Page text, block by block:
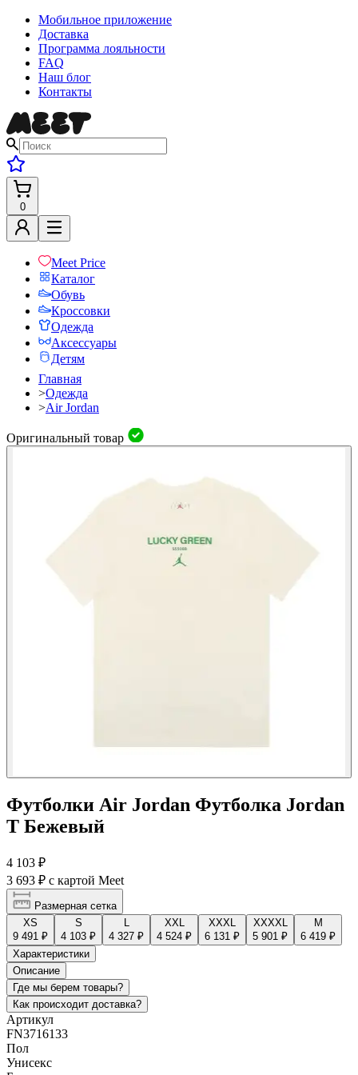
Мобильное приложение
Доставка
Программа лояльности
FAQ
Наш блог
Контакты
0
Meet Price
Каталог
Обувь
Кроссовки
Одежда
Аксессуары
Детям
Главная
>Одежда
>Air Jordan
Оригинальный товар
Футболки Air Jordan Футболка Jordan
T Бежевый
4 103 ₽
3 693 ₽ с картой Meet
Размерная сетка
XS
9 491 ₽
S
4 103 ₽
4 327 ₽
XXL
4 524 ₽
XXXL
6 131 ₽
XXXXL
5 901 ₽
М
6 419 ₽
Характеристики
Описание
Где мы берем товары?
Как происходит доставка?
Артикул
FN3716133
Пол
Унисекс